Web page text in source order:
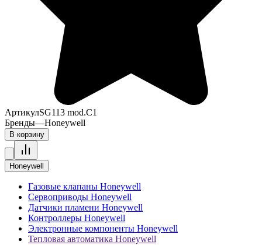
АртикулSG113 mod.C1
Бренды—Honeywell
В корзину
Honeywell
Газовые клапаны Honeywell
Сервоприводы Honeywell
Датчики пламени Honeywell
Контроллеры Honeywell
Электронные компоненты Honeywell
Тепловая автоматика Honeywell